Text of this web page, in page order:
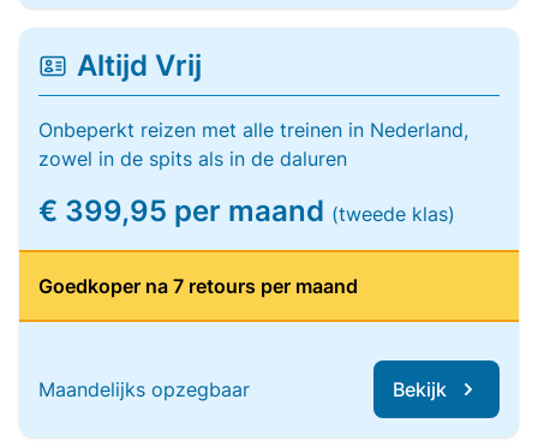
Altijd Vrij
Onbeperkt reizen met alle treinen in Nederland,
zowel in de spits als in de daluren
€ 399,95 per maand (tweede klas)
Goedkoper na 7 retours per maand
Maandelijks opzegbaar Bekijk